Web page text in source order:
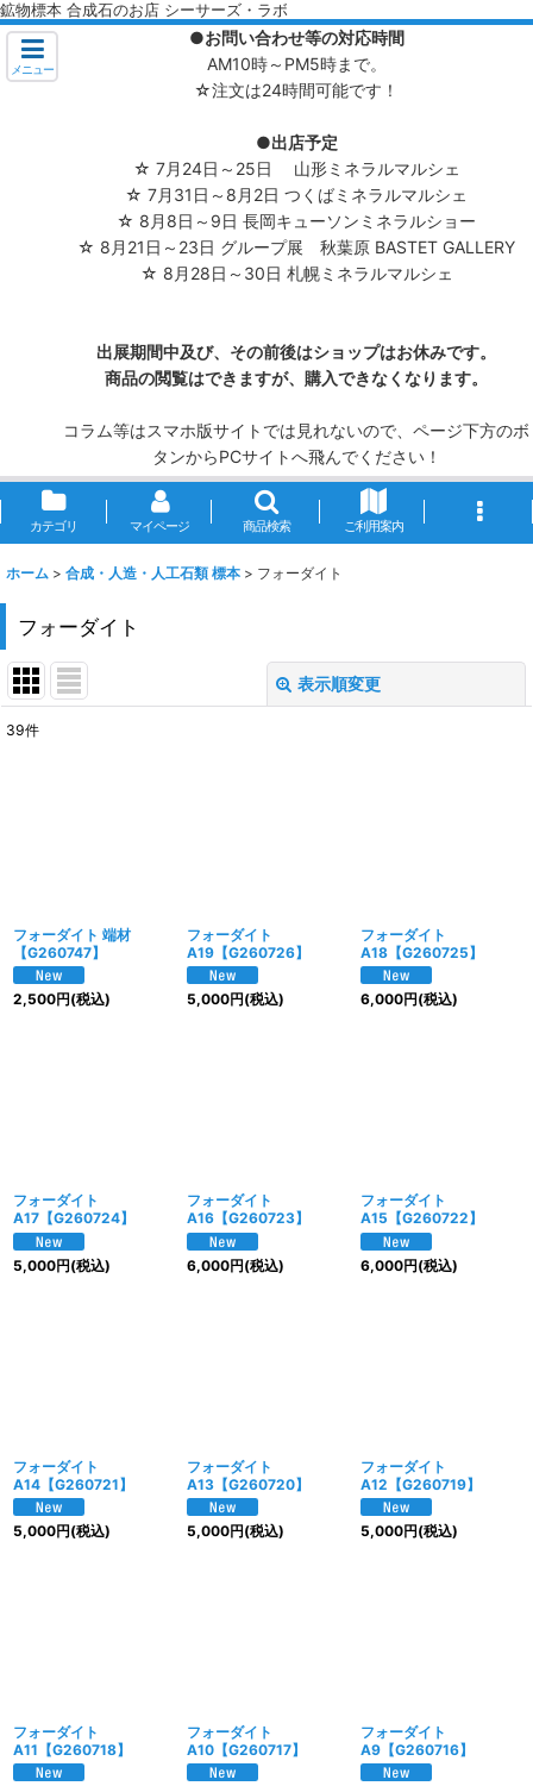
鉱物標本 合成石のお店 シーサーズ・ラボ
メニュー
●お問い合わせ等の対応時間
AM10時～PM5時まで。
☆注文は24時間可能です！
●出店予定
☆ 7月24日～25日 山形ミネラルマルシェ
☆ 7月31日～8月2日 つくばミネラルマルシェ
☆ 8月8日～9日 長岡キューソンミネラルショー
☆ 8月21日～23日 グループ展 秋葉原 BASTET GALLERY
☆ 8月28日～30日 札幌ミネラルマルシェ
出展期間中及び、その前後はショップはお休みです。
商品の閲覧はできますが、購入できなくなります。
コラム等はスマホ版サイトでは見れないので、ページ下方のボ
タンからPCサイトへ飛んでください！
カテゴリ マイページ 商品検索 ご利用案内
ホーム > 合成・人造・人工石類 標本 > フォーダイト
フォーダイト
表示順変更
39件
フォーダイト 端材
【G260747】
2,500円(税込)
フォーダイト
A19【G260726】
5,000円(税込)
フォーダイト
A18【G260725】
6,000円(税込)
フォーダイト
A17【G260724】
5,000円(税込)
フォーダイト
A16【G260723】
6,000円(税込)
フォーダイト
A15【G260722】
6,000円(税込)
フォーダイト
A14【G260721】
5,000円(税込)
フォーダイト
A13【G260720】
5,000円(税込)
フォーダイト
A12【G260719】
5,000円(税込)
フォーダイト
A11【G260718】
フォーダイト
A10【G260717】
フォーダイト
A9【G260716】